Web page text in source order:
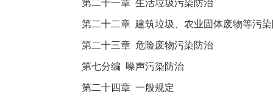
第二十一章 生活垃圾污染防治
第二十二章 建筑垃圾、农业固体废物等污
第二十三章 危险废物污染防治
第七分编 噪声污染防治
第二十四章 一般规定